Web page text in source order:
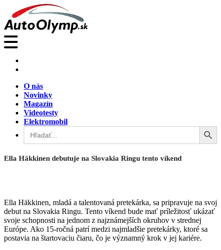
O nás
Novinky
Magazín
Videotesty
Elektromobil
Search
for:
Search Button
Ella Häkkinen debutuje na Slovakia Ringu tento víkend
Ella Häkkinen, mladá a talentovaná pretekárka, sa pripravuje na svoj
debut na Slovakia Ringu. Tento víkend bude mať príležitosť ukázať
svoje schopnosti na jednom z najznámejších okruhov v strednej
Európe. Ako 15-ročná patrí medzi najmladšie pretekárky, ktoré sa
postavia na štartovaciu čiaru, čo je významný krok v jej kariére.